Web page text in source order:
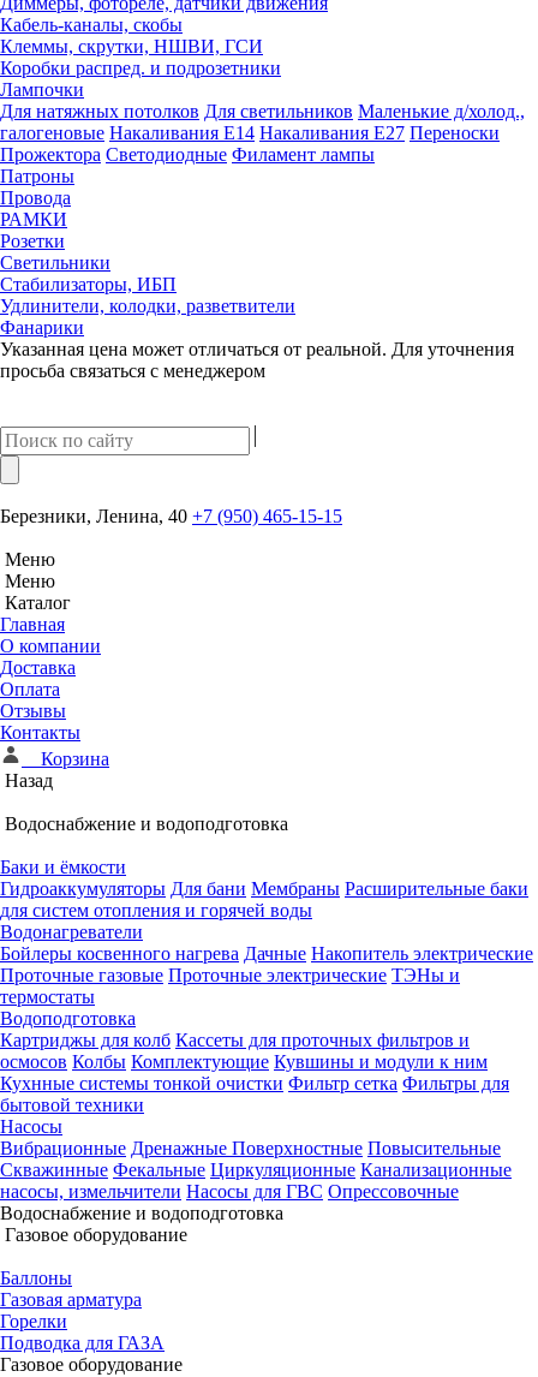
Кабель-каналы, скобы
Клеммы, скрутки, НШВИ, ГСИ
Коробки распред. и подрозетники
Лампочки
Для натяжных потолков Для светильников Маленькие д/холод.,
галогеновые Накаливания Е14 Накаливания Е27 Переноски
Прожектора Светодиодные Филамент лампы
Патроны
Провода
РАМКИ
Розетки
Светильники
Стабилизаторы, ИБП
Удлинители, колодки, разветвители
Фанарики
Указанная цена может отличаться от реальной. Для уточнения
просьба связаться с менеджером
Березники, Ленина, 40 +7 (950) 465-15-15
Меню
Меню
Каталог
Главная
О компании
Доставка
Оплата
Отзывы
Контакты
Корзина
Назад
Водоснабжение и водоподготовка
Баки и ёмкости
Гидроаккумуляторы Для бани Мембраны Расширительные баки
для систем отопления и горячей воды
Водонагреватели
Бойлеры косвенного нагрева Дачные Накопитель электрические
Проточные газовые Проточные электрические ТЭНы и
термостаты
Водоподготовка
Картриджы для колб Кассеты для проточных фильтров и
осмосов Колбы Комплектующие Кувшины и модули к ним
Кухнные системы тонкой очистки Фильтр сетка Фильтры для
бытовой техники
Насосы
Вибрационные Дренажные Поверхностные Повысительные
Скважинные Фекальные Циркуляционные Канализационные
насосы, измельчители Насосы для ГВС Опрессовочные
Водоснабжение и водоподготовка
Газовое оборудование
Баллоны
Газовая арматура
Горелки
Подводка для ГАЗА
Газовое оборудование